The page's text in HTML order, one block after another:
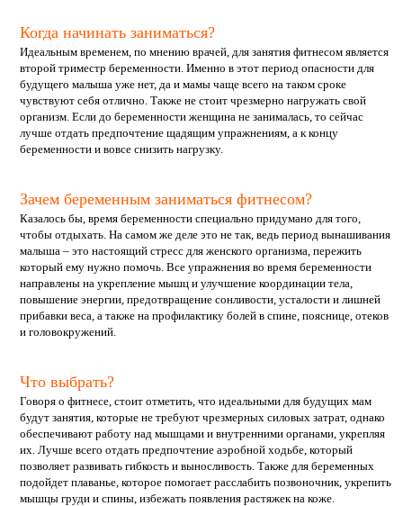
Когда начинать заниматься?
Идеальным временем, по мнению врачей, для занятия фитнесом является
второй триместр беременности. Именно в этот период опасности для
будущего малыша уже нет, да и мамы чаще всего на таком сроке
чувствуют себя отлично. Также не стоит чрезмерно нагружать свой
организм. Если до беременности женщина не занималась, то сейчас
лучше отдать предпочтение щадящим упражнениям, а к концу
беременности и вовсе снизить нагрузку.
Зачем беременным заниматься фитнесом?
Казалось бы, время беременности специально придумано для того,
чтобы отдыхать. На самом же деле это не так, ведь период вынашивания
малыша – это настоящий стресс для женского организма, пережить
который ему нужно помочь. Все упражнения во время беременности
направлены на укрепление мышц и улучшение координации тела,
повышение энергии, предотвращение сонливости, усталости и лишней
прибавки веса, а также на профилактику болей в спине, пояснице, отеков
и головокружений.
Что выбрать?
Говоря о фитнесе, стоит отметить, что идеальными для будущих мам
будут занятия, которые не требуют чрезмерных силовых затрат, однако
обеспечивают работу над мышцами и внутренними органами, укрепляя
их. Лучше всего отдать предпочтение аэробной ходьбе, который
позволяет развивать гибкость и выносливость. Также для беременных
подойдет плаванье, которое помогает расслабить позвоночник, укрепить
мышцы груди и спины, избежать появления растяжек на коже.